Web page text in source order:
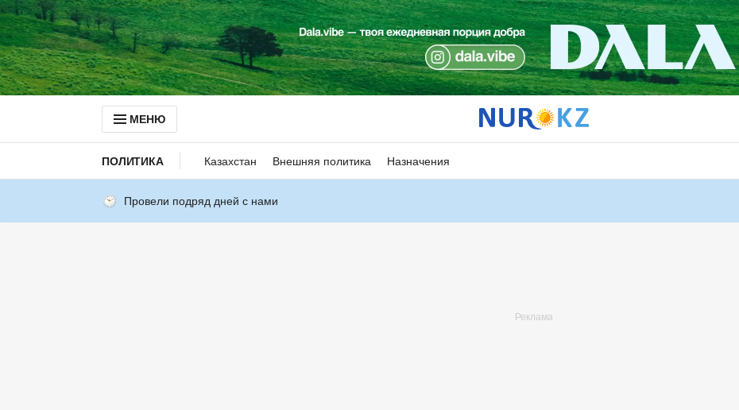
МЕНЮ
ПОЛИТИКА Казахстан Внешняя политика Назначения
Провели подряд дней с нами